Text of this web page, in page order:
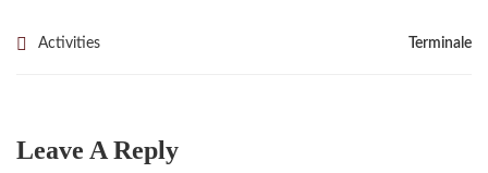
Activities Terminale
Leave A Reply